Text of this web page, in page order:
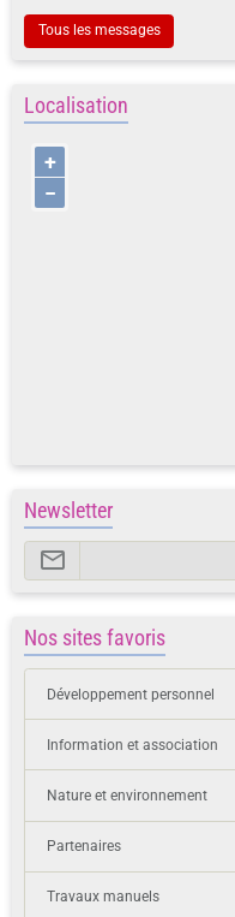
Tous les messages
Localisation
+
−
Newsletter
Nos sites favoris
Développement personnel
Information et association
Nature et environnement
Partenaires
Travaux manuels